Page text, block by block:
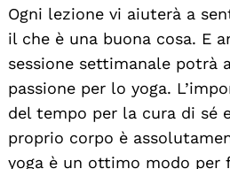
Ogni lezione vi aiuterà a
il che è una buona cosa. E
sessione settimanale potrà
passione per lo yoga.
del tempo per la cura di sé
proprio corpo è
yoga è un ottimo modo per